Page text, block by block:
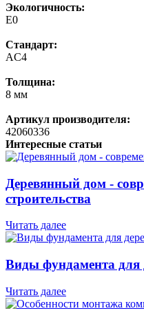
Экологичность:
E0
Стандарт:
AC4
Толщина:
8 мм
Артикул производителя:
42060336
Интересные статьи
Деревянный дом -
строительства
Читать далее
Виды фундамента для
Читать далее